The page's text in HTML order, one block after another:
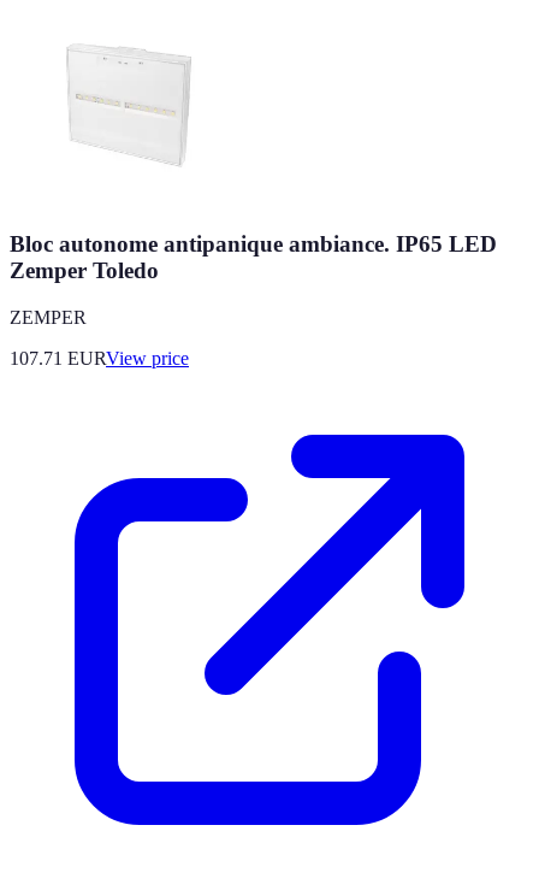
Bloc autonome antipanique ambiance. IP65 LED
Zemper Toledo
ZEMPER
107.71 EURView price